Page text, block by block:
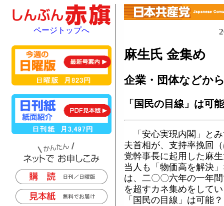
麻生氏 金集め
企業・団体などか
「国民の目線」は可
「安心実現内閣」と
夫首相が、支持率挽回
党幹事長に起用した麻
当人も「物価高を解決
は、二〇〇六年の一年
を超すカネ集めをして
「国民の目線」は可
ページトップへ